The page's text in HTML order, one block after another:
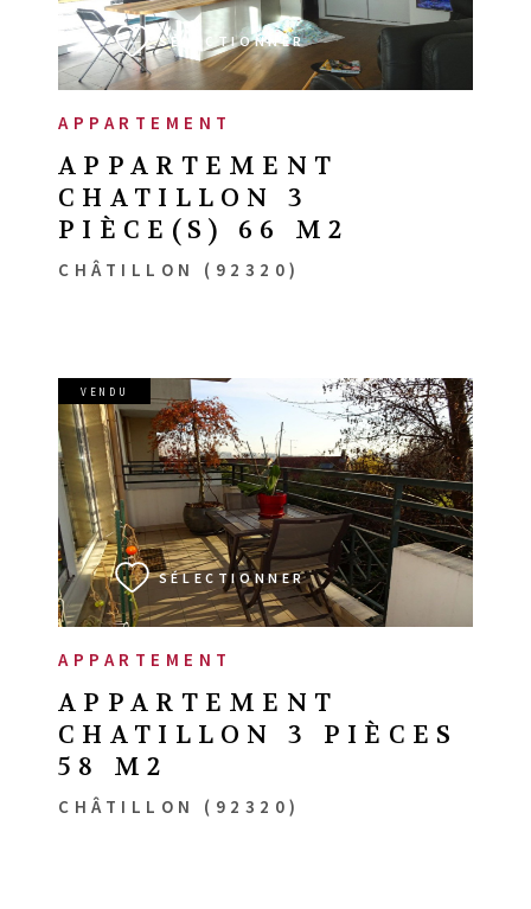
APPARTEMENT
APPARTEMENT
CHATILLON 3
PIÈCE(S) 66 M2
CHÂTILLON (92320)
SÉLECTIONNER
APPARTEMENT
APPARTEMENT
CHATILLON 3 PIÈCES
58 M2
CHÂTILLON (92320)
VENDU
SÉLECTIONNER
VOIR LE BIEN